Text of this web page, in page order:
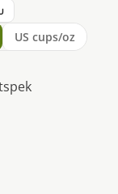
US cups/oz